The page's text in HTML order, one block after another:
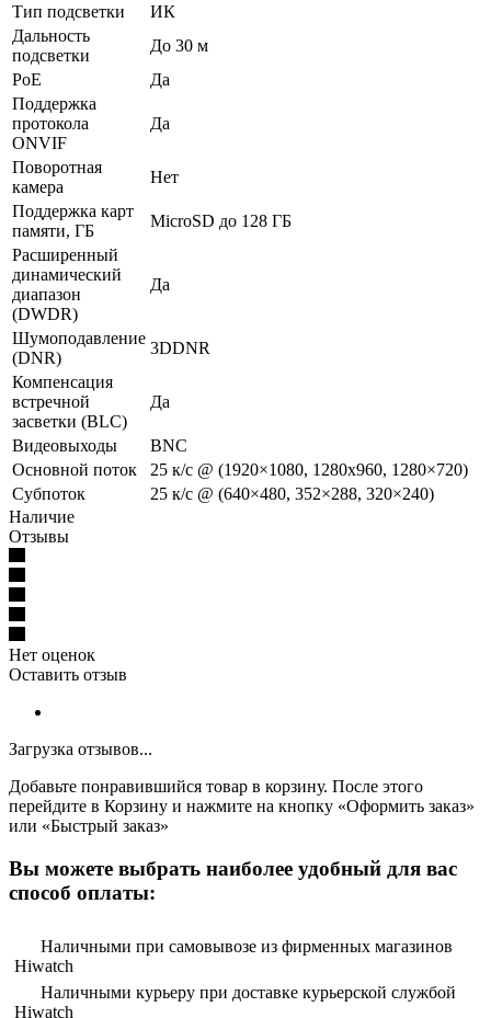
Тип подсветки
ИК
Дальность
подсветки
До 30 м
PoE
Да
Поддержка
протокола
ONVIF
Да
Поворотная
камера
Нет
Поддержка карт
памяти, ГБ
MicroSD до 128 ГБ
Расширенный
динамический
диапазон
(DWDR)
Да
Шумоподавление
(DNR)
3DDNR
Компенсация
встречной
засветки (BLC)
Да
Видеовыходы
BNC
Основной поток
25 к/с @ (1920×1080, 1280х960, 1280×720)
Субпоток
25 к/с @ (640×480, 352×288, 320×240)
Наличие
Отзывы
Нет оценок
Оставить отзыв
Загрузка отзывов...
Добавьте понравившийся товар в корзину. После этого
перейдите в Корзину и нажмите на кнопку «Оформить заказ»
или «Быстрый заказ»
Вы можете выбрать наиболее удобный для вас
способ оплаты:
Наличными при самовывозе из фирменных магазинов
Hiwatch
Наличными курьеру при доставке курьерской службой
Hiwatch